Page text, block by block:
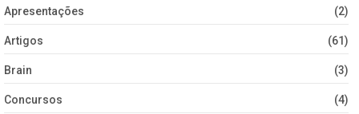
Apresentações (2)
Artigos (61)
Brain (3)
Concursos (4)